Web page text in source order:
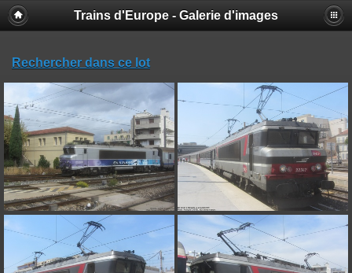
Trains d'Europe - Galerie d'images
Rechercher dans ce lot